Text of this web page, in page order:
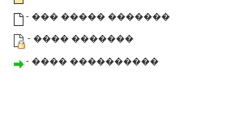
- ��� ����� �������
- ���� �������
- ���� ����������